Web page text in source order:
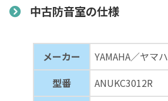
中古防音室の仕様
メーカー
YAMAHA／ヤマハ
型番
ANUKC3012R